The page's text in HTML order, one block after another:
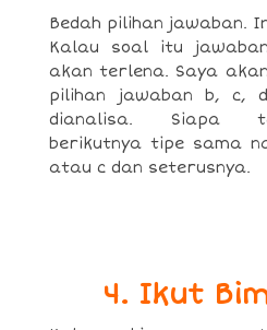
Bedah pilihan jawaban.
Kalau soal itu
akan terlena. Saya
pilihan jawaban b, c,
dianalisa. Siapa
berikutnya tipe sama
atau c dan seterusnya.
4. Ikut